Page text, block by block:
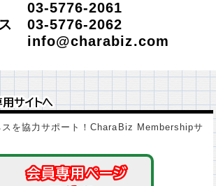
5776-2061
03-5776-2062
用サイトへ
用サイトへ
スを協力サポート！CharaBiz Membershipサ
会員専用ページ
会員専用ページ